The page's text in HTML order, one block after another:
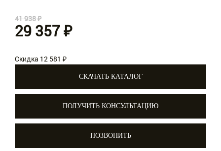
41 938 ₽
29 357 ₽
Скидка 12 581 ₽
СКАЧАТЬ КАТАЛОГ
ПОЛУЧИТЬ КОНСУЛЬТАЦИЮ
ПОЗВОНИТЬ